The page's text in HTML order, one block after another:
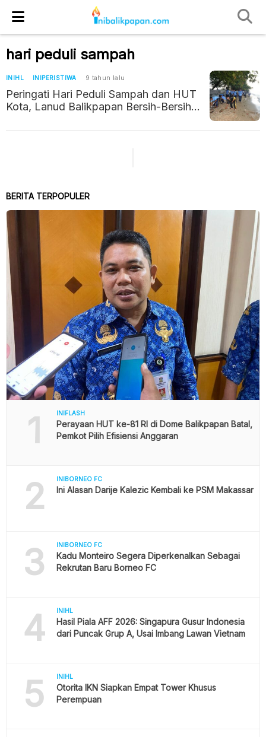
hari peduli sampah
INIHL INIPERISTIWA 9 tahun lalu
Peringati Hari Peduli Sampah dan HUT
Kota, Lanud Balikpapan Bersih-Bersih
BERITA TERPOPULER
1 INIFLASH
Perayaan HUT ke-81 RI di Dome Balikpapan Batal,
Pemkot Pilih Efisiensi Anggaran
2 INIBORNEO FC
Ini Alasan Darije Kalezic Kembali ke PSM Makassar
3 INIBORNEO FC
Kadu Monteiro Segera Diperkenalkan Sebagai
Rekrutan Baru Borneo FC
4 INIHL
Hasil Piala AFF 2026: Singapura Gusur Indonesia
dari Puncak Grup A, Usai Imbang Lawan Vietnam
5 INIHL
Otorita IKN Siapkan Empat Tower Khusus
Perempuan